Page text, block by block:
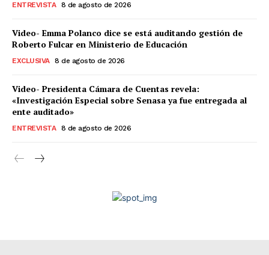
ENTREVISTA 8 de agosto de 2026
Video- Emma Polanco dice se está auditando gestión de
Roberto Fulcar en Ministerio de Educación
EXCLUSIVA 8 de agosto de 2026
Video- Presidenta Cámara de Cuentas revela:
«Investigación Especial sobre Senasa ya fue entregada al
ente auditado»
ENTREVISTA 8 de agosto de 2026